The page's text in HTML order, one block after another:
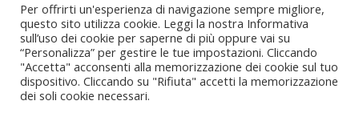
Copyright © 2020. All Rights Reserved. Capital immobiliare S.r.l.s. | Le
immagini hanno valore puramente illustrativo. I prezzi e le informazioni
possono essere soggetti a modifiche.
Per offrirti un'esperienza di navigazione sempre migliore,
questo sito utilizza cookie. Leggi la nostra Informativa
sull’uso dei cookie per saperne di più oppure vai su
“Personalizza” per gestire le tue impostazioni. Cliccando
"Accetta" acconsenti alla memorizzazione dei cookie sul tuo
dispositivo. Cliccando su "Rifiuta" accetti la memorizzazione
dei soli cookie necessari.